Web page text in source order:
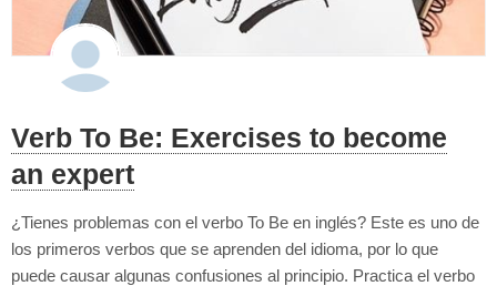
Verb To Be: Exercises to become
an expert
¿Tienes problemas con el verbo To Be en inglés? Este es uno de
los primeros verbos que se aprenden del idioma, por lo que
puede causar algunas confusiones al principio. Practica el verbo